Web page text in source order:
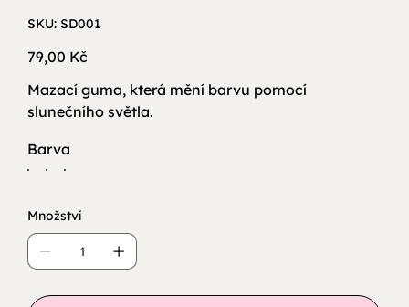
SKU: SKU
SD001
SD001
Cena
79,00 Kč
Mazací guma, která mění barvu pomocí
slunečního světla.
Barva
Množství